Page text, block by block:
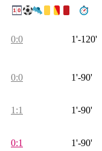
0:0 1'-120'
0:0 1'-90'
1:1 1'-90'
0:1 1'-90'